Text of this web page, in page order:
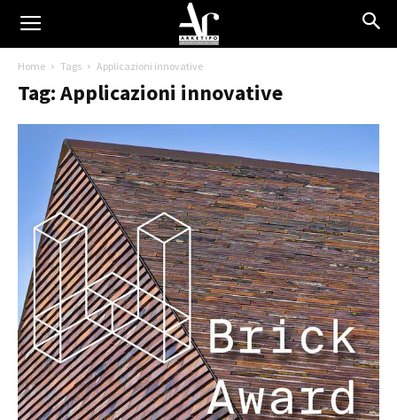
Home Tags Applicazioni innovative
Tag: Applicazioni innovative